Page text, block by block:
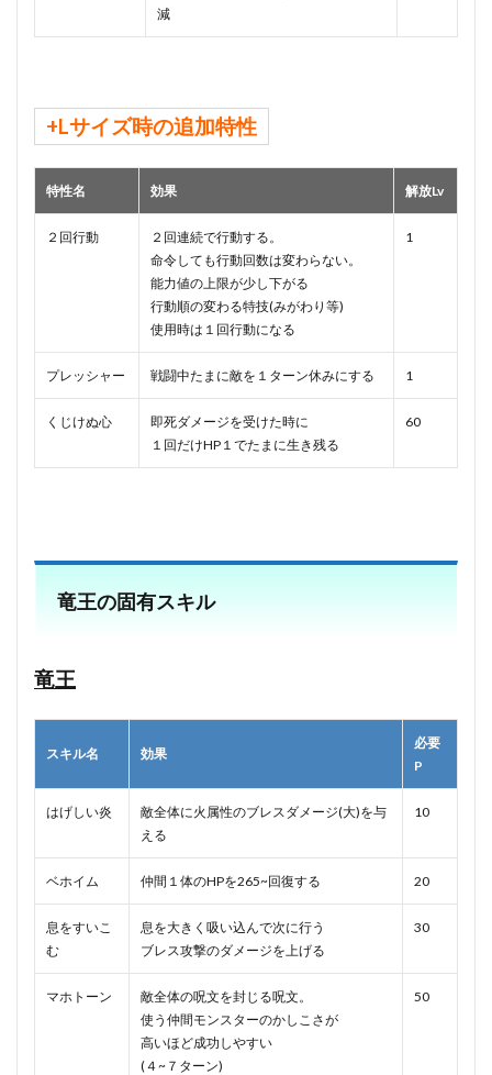
減
+Lサイズ時の追加特性
特性名 効果 解放Lv
２回行動
２回連続で行動する。
命令しても行動回数は変わらない。
能力値の上限が少し下がる
行動順の変わる特技(みがわり等)
使用時は１回行動になる
1
プレッシャー 戦闘中たまに敵を１ターン休みにする 1
くじけぬ心
即死ダメージを受けた時に
１回だけHP１でたまに生き残る
60
竜王の固有スキル
竜王
スキル名 効果
必要
P
はげしい炎
敵全体に火属性のブレスダメージ(大)を与
える
10
ベホイム 仲間１体のHPを265~回復する 20
息をすいこ
む
息を大きく吸い込んで次に行う
ブレス攻撃のダメージを上げる
30
マホトーン
敵全体の呪文を封じる呪文。
使う仲間モンスターのかしこさが
高いほど成功しやすい
(４~７ターン)
50